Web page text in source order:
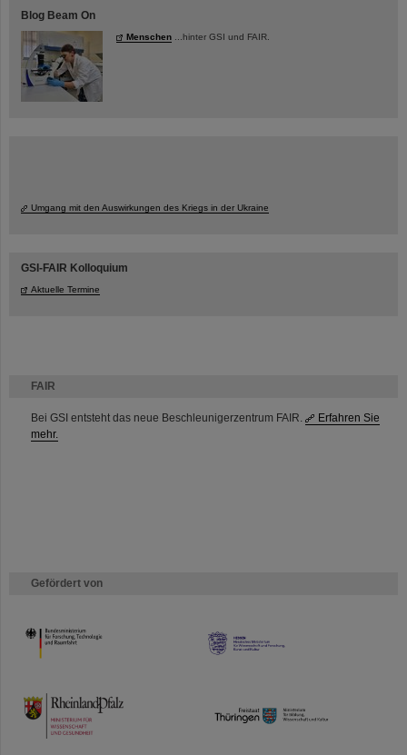
FAIR
Bei GSI entsteht das neue Beschleunigerzentrum FAIR.
Erfahren Sie
mehr.
Gefördert von
HMWK
TMWWDG
Blog Beam On
Menschen ...hinter GSI und FAIR.
Umgang mit den Auswirkungen des Kriegs in der Ukraine
GSI-FAIR Kolloquium
Aktuelle Termine